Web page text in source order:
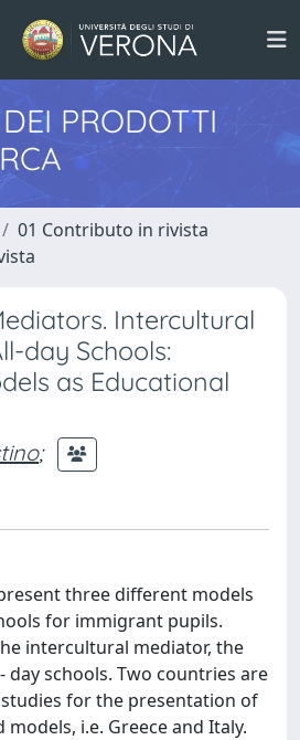
PRODOTTI
01 Contributo in rivista
Intercultural
day Schools:
as Educational
;
three different models
for immigrant pupils.
intercultural mediator, the
schools. Two countries are
for the presentation of
i.e. Greece and Italy.